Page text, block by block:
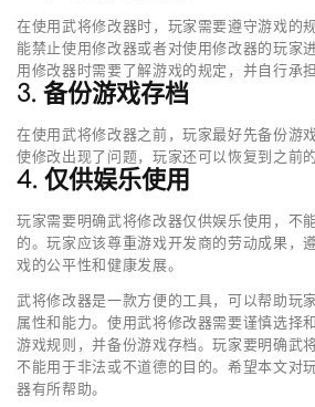
在使用武将修改器时，玩家需要遵守游戏的
能禁止使用修改器或者对使用修改器的玩家
用修改器时需要了解游戏的规定，并自行承
3. 备份游戏存档
在使用武将修改器之前，玩家最好先备份游
使修改出现了问题，玩家还可以恢复到之前
4. 仅供娱乐使用
玩家需要明确武将修改器仅供娱乐使用，不
的。玩家应该尊重游戏开发商的劳动成果，
戏的公平性和健康发展。
武将修改器是一款方便的工具，可以帮助玩
属性和能力。使用武将修改器需要谨慎选择
游戏规则，并备份游戏存档。玩家要明确武
不能用于非法或不道德的目的。希望本文对
器有所帮助。